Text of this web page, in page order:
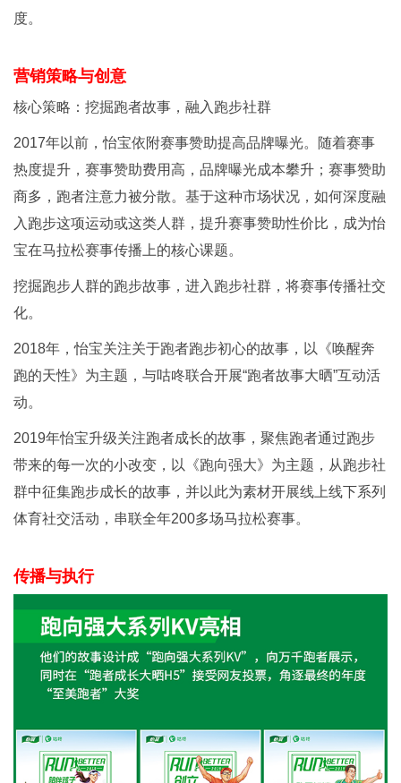
度。
营销策略与创意
核心策略：挖掘跑者故事，融入跑步社群
2017年以前，怡宝依附赛事赞助提高品牌曝光。随着赛事
热度提升，赛事赞助费用高，品牌曝光成本攀升；赛事赞助
商多，跑者注意力被分散。基于这种市场状况，如何深度融
入跑步这项运动或这类人群，提升赛事赞助性价比，成为怡
宝在马拉松赛事传播上的核心课题。
挖掘跑步人群的跑步故事，进入跑步社群，将赛事传播社交
化。
2018年，怡宝关注关于跑者跑步初心的故事，以《唤醒奔
跑的天性》为主题，与咕咚联合开展“跑者故事大晒”互动活
动。
2019年怡宝升级关注跑者成长的故事，聚焦跑者通过跑步
带来的每一次的小改变，以《跑向强大》为主题，从跑步社
群中征集跑步成长的故事，并以此为素材开展线上线下系列
体育社交活动，串联全年200多场马拉松赛事。
传播与执行